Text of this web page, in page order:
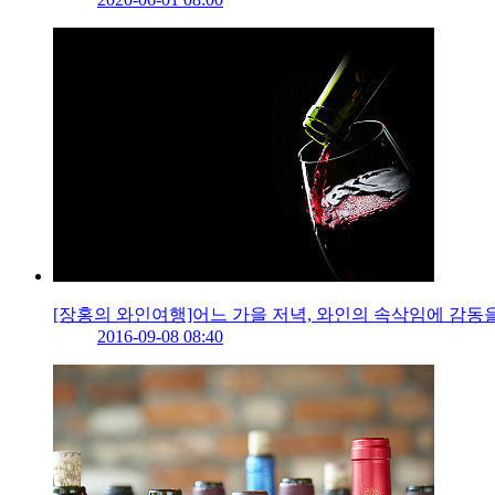
[장홍의 와인여행]어느 가을 저녁, 와인의 속삭임에 감동
2016-09-08 08:40